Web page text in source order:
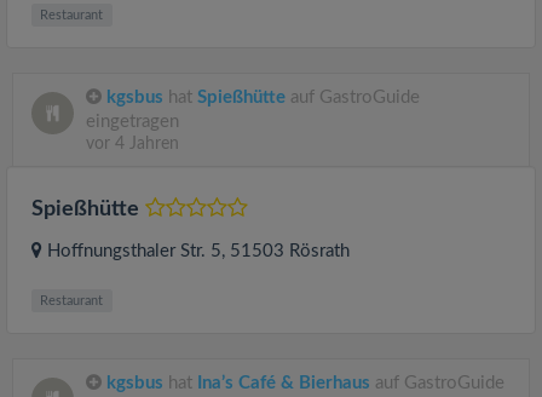
Restaurant
kgsbus hat Spießhütte auf GastroGuide
eingetragen
vor 4 Jahren
Spießhütte
Hoffnungsthaler Str. 5, 51503 Rösrath
Restaurant
kgsbus hat Ina’s Café & Bierhaus auf GastroGuide